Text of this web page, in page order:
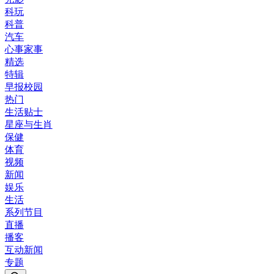
科玩
科普
汽车
心事家事
精选
特辑
早报校园
热门
生活贴士
星座与生肖
保健
体育
视频
新闻
娱乐
生活
系列节目
直播
播客
互动新闻
专题